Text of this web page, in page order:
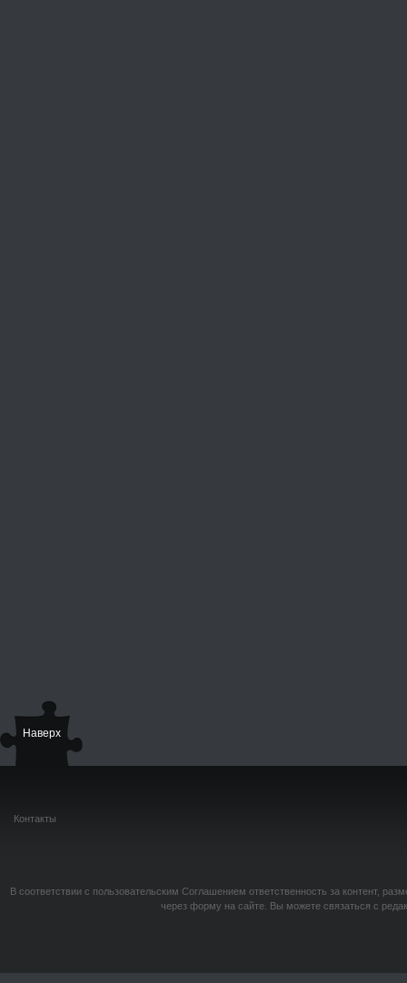
Наверх
Контакты
В соответствии с пользовательским Соглашением ответственность за контент,
через форму на сайте. Вы можете связаться с